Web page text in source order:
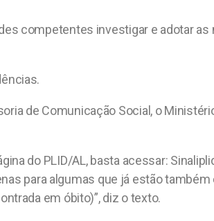
competentes investigar e adotar
de Comunicação Social, o
do PLID/AL, basta acessar:
para algumas que já estão
em óbito)”, diz o texto.